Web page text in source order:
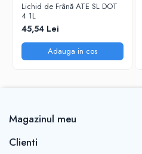
Lichid de Frână ATE SL DOT
4 1L
45,54 Lei
Adauga in cos
Magazinul meu
Clienti